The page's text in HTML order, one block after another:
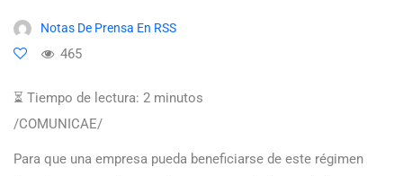
Notas De Prensa En RSS
465
⏳ Tiempo de lectura: 2 minutos
/COMUNICAE/
Para que una empresa pueda beneficiarse de este régimen